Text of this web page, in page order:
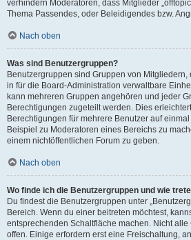
verhindern Moderatoren, dass Mitglieder
Thema Passendes, oder Beleidigendes bzw.
Nach oben
Was sind Benutzergruppen?
Benutzergruppen sind Gruppen von
in für die Board-Administration verwaltbare
kann mehreren Gruppen angehören und jeder
Berechtigungen zugeteilt werden. Dies
Berechtigungen für mehrere Benutzer auf
Beispiel zu Moderatoren eines Bereichs zu
einem nichtöffentlichen Forum zu geben.
Nach oben
Wo finde ich die Benutzergruppen und wie
Du findest die Benutzergruppen unter
Bereich. Wenn du einer beitreten möchtest,
entsprechenden Schaltfläche machen. Nicht
offen. Einige erfordern erst eine Freischaltung,